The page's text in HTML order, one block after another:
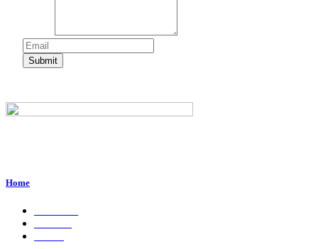
Submit
Home